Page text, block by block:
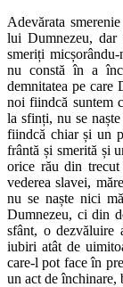
Adevărata
lui Dumnezeu, dar
smeriți
nu constă în a
demnitatea pe care
noi fiindcă suntem
la sfinți, nu se
fiindcă chiar și un
frântă și smerită și
orice rău din
vederea slavei,
nu se naște nici
Dumnezeu, ci din
sfânt, o dezvăluire
iubiri atât de
care-l pot face în
un act de